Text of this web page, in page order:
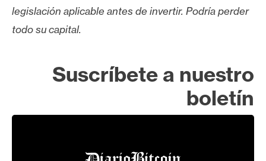
legislación aplicable antes de invertir. Podría perder
todo su capital.
Suscríbete a nuestro
boletín